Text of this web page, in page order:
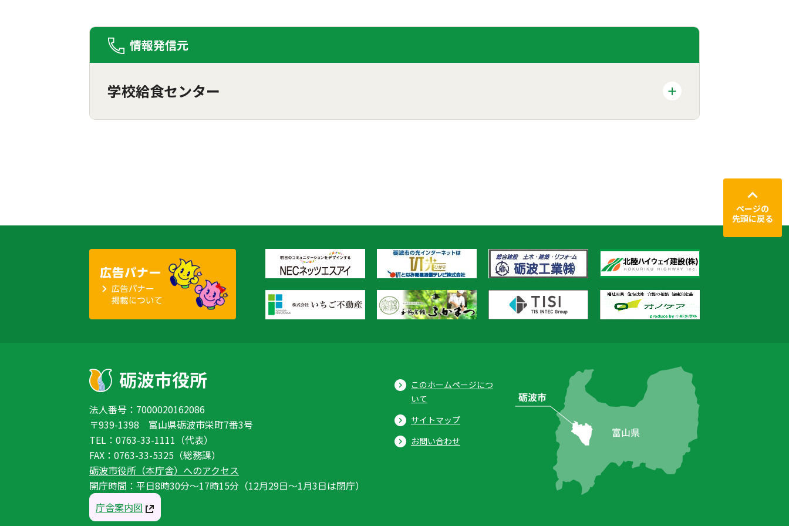
情報発信元
学校給食センター
ページの
先頭に戻る
法人番号：7000020162086
〒939-1398 富山県砺波市栄町7番3号
TEL：0763-33-1111（代表）
FAX：0763-33-5325（総務課）
砺波市役所（本庁舎）へのアクセス
開庁時間：平日8時30分〜17時15分（12月29日〜1月3日は閉庁）
庁舎案内図
このホームページにつ
いて
サイトマップ
お問い合わせ